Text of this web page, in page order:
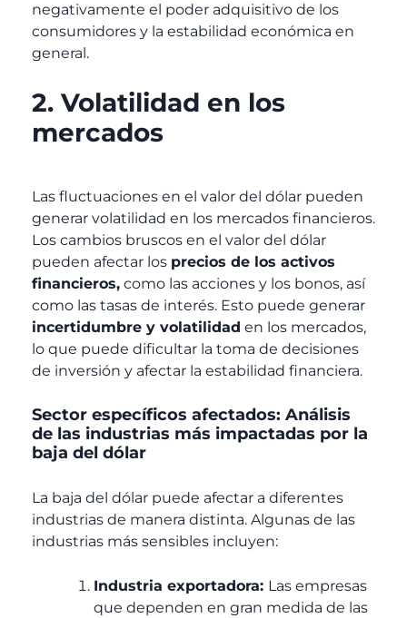
negativamente el poder adquisitivo de los
consumidores y la estabilidad económica en
general.
2. Volatilidad en los
mercados
Las fluctuaciones en el valor del dólar pueden
generar volatilidad en los mercados financieros.
Los cambios bruscos en el valor del dólar
pueden afectar los precios de los activos
financieros, como las acciones y los bonos, así
como las tasas de interés. Esto puede generar
incertidumbre y volatilidad en los mercados,
lo que puede dificultar la toma de decisiones
de inversión y afectar la estabilidad financiera.
Sector específicos afectados: Análisis
de las industrias más impactadas por la
baja del dólar
La baja del dólar puede afectar a diferentes
industrias de manera distinta. Algunas de las
industrias más sensibles incluyen:
Industria exportadora: Las empresas
que dependen en gran medida de las